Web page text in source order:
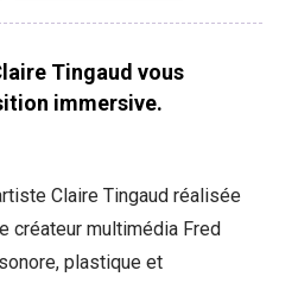
Tingaud vous
immersive.
Claire Tingaud réalisée
créateur multimédia Fred
plastique et